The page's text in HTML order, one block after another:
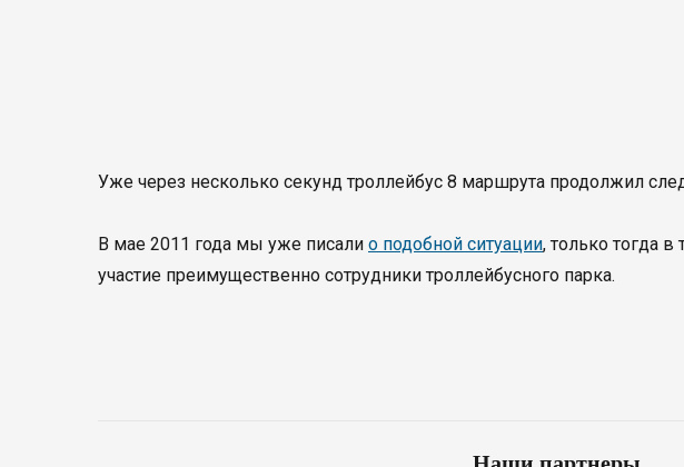
Уже через несколько секунд троллейбус 8 маршрута продолжил
В мае 2011 года мы уже писали о подобной ситуации, только тогда в
участие преимущественно сотрудники троллейбусного парка.